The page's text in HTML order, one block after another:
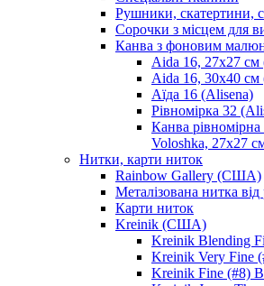
Рушники, скатертини,
Сорочки з місцем для
Канва з фоновим
Aida 16, 27х27 см
Aida 16, 30х40 см
Аїда 16 (Alisena)
Рівномірка 32
Канва
Voloshka, 27х27
Нитки, карти ниток
Rainbow Gallery (США)
Металізована нитка
Карти ниток
Kreinik (США)
Kreinik Blending
Kreinik Very Fine
Kreinik Fine (#8)